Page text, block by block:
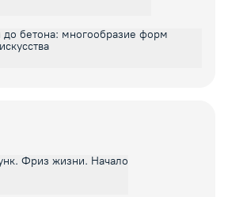
до бетона: многообразие форм
Фриз жизни. Начало